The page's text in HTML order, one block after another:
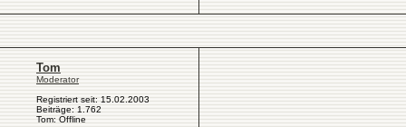
Tom
Moderator
Registriert seit: 15.02.2003
Beiträge: 1.762
Tom: Offline